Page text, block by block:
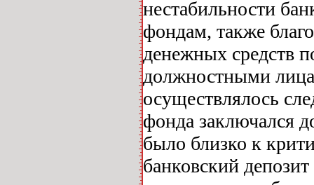
нестабильности
фондам, также
денежных средств
должностными
осуществлялось
фонда заключался
было близко к
банковский